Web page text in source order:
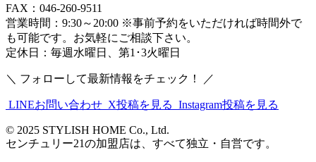
FAX：046-260-9511
営業時間：9:30～20:00 ※事前予約をいただければ時間外で
も可能です。お気軽にご相談下さい。
定休日：毎週水曜日、第1･3火曜日
＼ フォローして最新情報をチェック！ ／
LINEお問い合わせ X投稿を見る Instagram投稿を見る
© 2025 STYLISH HOME Co., Ltd.
センチュリー21の加盟店は、すべて独立・自営です。